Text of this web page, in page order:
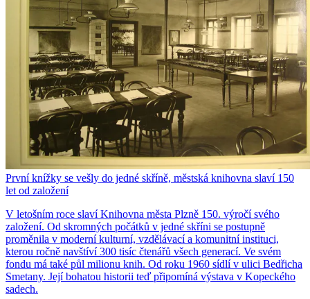
První knížky se vešly do jedné skříně, městská knihovna slaví 150
let od založení
V letošním roce slaví Knihovna města Plzně 150. výročí svého
založení. Od skromných počátků v jedné skříni se postupně
proměnila v moderní kulturní, vzdělávací a komunitní instituci,
kterou ročně navštíví 300 tisíc čtenářů všech generací. Ve svém
fondu má také půl milionu knih. Od roku 1960 sídlí v ulici Bedřicha
Smetany. Její bohatou historii teď připomíná výstava v Kopeckého
sadech.